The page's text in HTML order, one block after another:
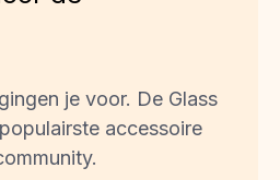
je voor. De Glass
accessoire